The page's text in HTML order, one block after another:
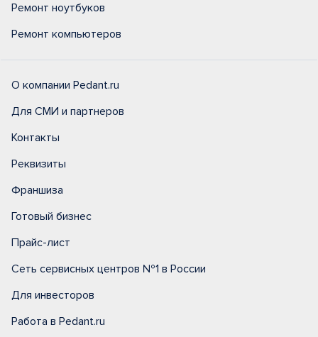
Ремонт ноутбуков
Ремонт компьютеров
О компании Pedant.ru
Для СМИ и партнеров
Контакты
Реквизиты
Франшиза
Готовый бизнес
Прайс-лист
Сеть сервисных центров №1 в России
Для инвесторов
Работа в Pedant.ru